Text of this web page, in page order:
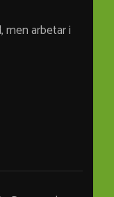
men arbetar i